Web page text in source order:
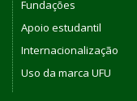
Fundações
Apoio estudantil
Internacionalização
Uso da marca UFU